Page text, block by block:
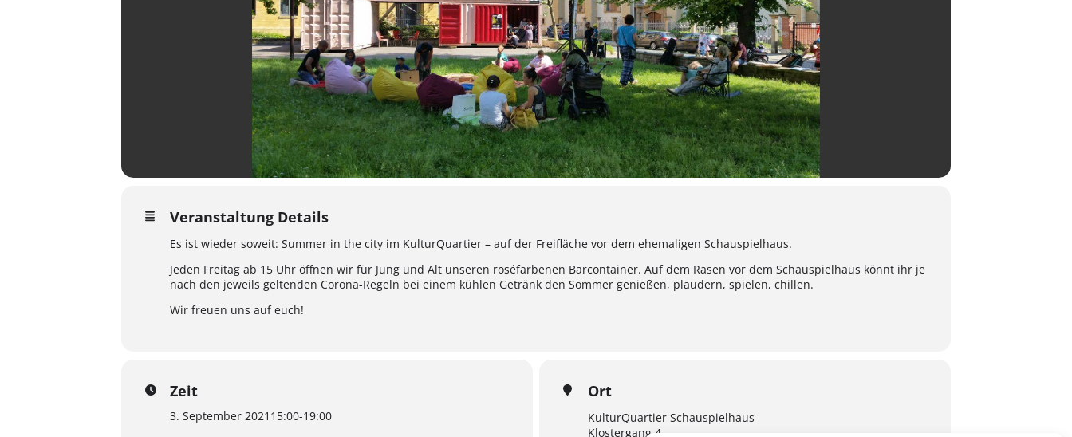
Veranstaltung Details
Es ist wieder soweit: Summer in the city im KulturQuartier – auf der Freifläche vor dem ehemaligen Schauspielhaus.
Jeden Freitag ab 15 Uhr öffnen wir für Jung und Alt unseren roséfarbenen Barcontainer. Auf dem Rasen vor dem Schauspielhaus könnt ihr je
nach den jeweils geltenden Corona-Regeln bei einem kühlen Getränk den Sommer genießen, plaudern, spielen, chillen.
Wir freuen uns auf euch!
Zeit
3. September 2021 15:00-19:00
Ort
KulturQuartier Schauspielhaus
Klostergang 4